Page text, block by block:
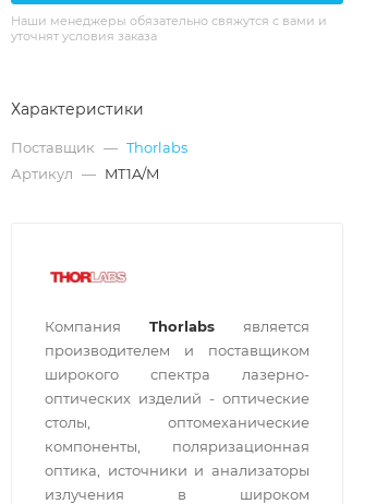
Наши менеджеры обязательно свяжутся с вами и
уточнят условия заказа
Характеристики
Поставщик — Thorlabs
Артикул — MT1A/M
Компания Thorlabs является
производителем и поставщиком
широкого спектра лазерно-
оптических изделий - оптические
столы, оптомеханические
компоненты, поляризационная
оптика, источники и анализаторы
излучения в широком